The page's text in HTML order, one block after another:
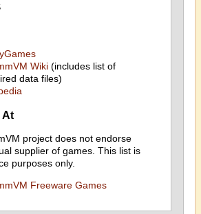
Wiki(includes list of
data files)
At
project does not endorse
supplier of games. This list is
purposes only.
Freeware Games